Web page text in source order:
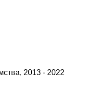
2013 - 2022